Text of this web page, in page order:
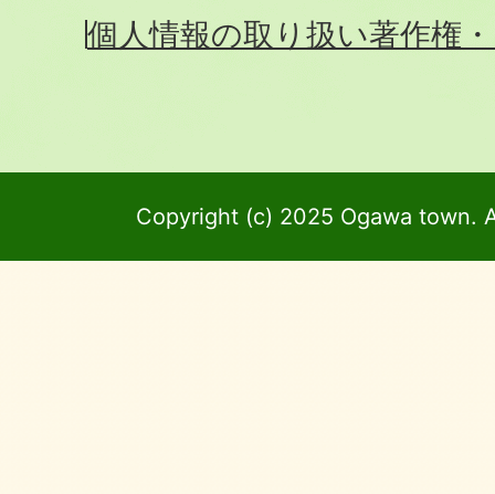
個人情報の取り扱い著作権
Copyright (c) 2025 Ogawa town.